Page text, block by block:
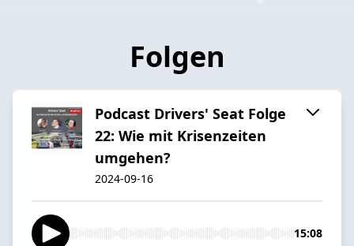
Folgen
Podcast Drivers' Seat Folge
22: Wie mit Krisenzeiten
umgehen?
2024-09-16
15:08